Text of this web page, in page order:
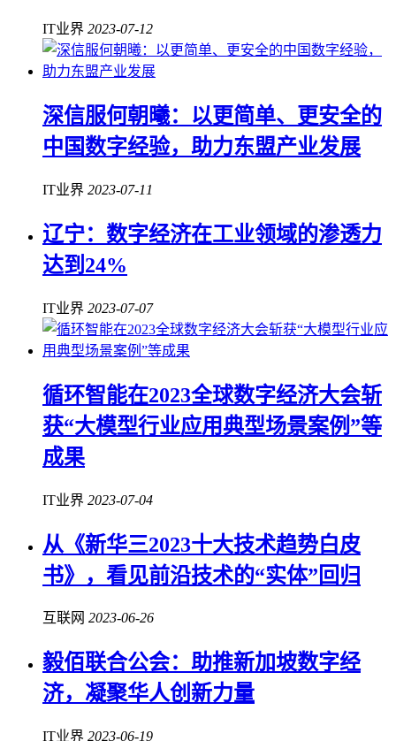
IT业界 2023-07-12
深信服何朝曦：以更简单、更安全的
中国数字经验，助力东盟产业发展
IT业界 2023-07-11
辽宁：数字经济在工业领域的渗透力
达到24%
IT业界 2023-07-07
循环智能在2023全球数字经济大会斩
获“大模型行业应用典型场景案例”等
成果
IT业界 2023-07-04
从《新华三2023十大技术趋势白皮
书》，看见前沿技术的“实体”回归
互联网 2023-06-26
毅佰联合公会：助推新加坡数字经
济，凝聚华人创新力量
IT业界 2023-06-19